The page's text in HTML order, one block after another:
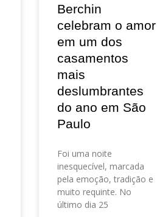
Berchin
celebram o amor
em um dos
casamentos
mais
deslumbrantes
do ano em São
Paulo
Foi uma noite
inesquecível, marcada
pela emoção, tradição e
muito requinte. No
último dia 25